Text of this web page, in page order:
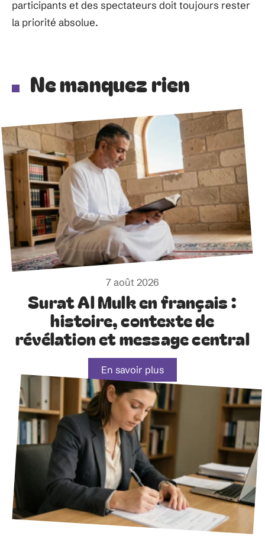
participants et des spectateurs doit toujours rester
la priorité absolue.
Ne manquez rien
7 août 2026
Surat Al Mulk en français :
histoire, contexte de
révélation et message central
En savoir plus